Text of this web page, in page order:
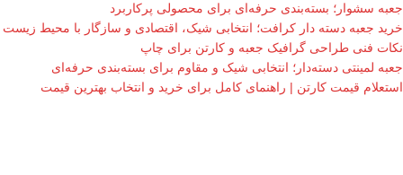
جعبه سشوار؛ بسته‌بندی حرفه‌ای برای محصولی پرکاربرد
خرید جعبه دسته دار کرافت؛ انتخابی شیک، اقتصادی و سازگار با محیط زیست
نکات فنی طراحی گرافیک جعبه و کارتن برای چاپ
جعبه لمینتی دسته‌دار؛ انتخابی شیک و مقاوم برای بسته‌بندی حرفه‌ای
استعلام قیمت کارتن | راهنمای کامل برای خرید و انتخاب بهترین قیمت